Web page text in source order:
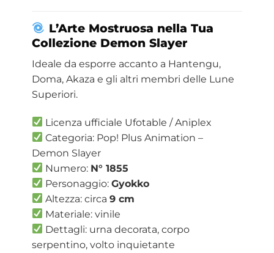
L’Arte Mostruosa nella Tua
Collezione Demon Slayer
Ideale da esporre accanto a Hantengu,
Doma, Akaza e gli altri membri delle Lune
Superiori.
Licenza ufficiale Ufotable / Aniplex
Categoria: Pop! Plus Animation –
Demon Slayer
Numero: N° 1855
Personaggio:Gyokko
Altezza: circa9 cm
Materiale: vinile
Dettagli: urna decorata, corpo
serpentino, volto inquietante